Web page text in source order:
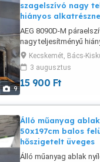
9
szagelszívó nagy
hiányos
AEG 8090D-M
nagy teljesítményű
a képeken látható
Zsírszűrő hiányzik,
motor több fokozatban!
Mély.: 50cm
Kecskemét, Bács-
3 augusztus
15 900 Ft
Álló műanyag
50x197cm balos
hőszigetelt üveges
Álló műanyag ablak